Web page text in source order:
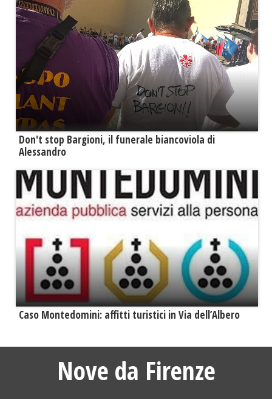
Don't stop Bargioni, il funerale biancoviola di
Alessandro
Caso Montedomini: affitti turistici in Via dell’Albero
Nove da Firenze